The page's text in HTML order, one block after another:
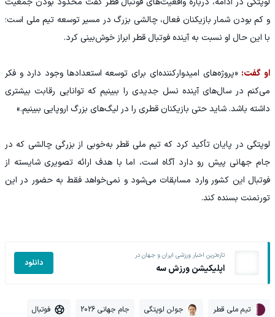
و کم بودن شمار بازیکنان فعال، چالشی بزرگ در مسیر توسعه تیم ملی است؛
با این حال او نسبت به آینده فوتبال قطر ابراز خوش‌بینی کرد.
او گفت: «پروژه‌های امیدوارکننده‌ای برای توسعه استعدادها وجود دارد و فکر
می‌کنم در سال‌های آینده نسل جدیدی را ببینیم که توانایی رقابت بیشتری
داشته باشد. شاید حتی بازیکنان قطری را در لیگ‌های بزرگ اروپایی ببینیم.»
لوپتگی در پایان تأکید کرد که تیم ملی قطر به‌خوبی از بزرگی چالشی که در
جام جهانی پیش رو دارد آگاه است، اما با هدف ارائه تصویری شایسته از
فوتبال این کشور وارد مسابقات می‌شود و نمی‌خواهد فقط به حضور در این
تورنمنت بسنده کند.
تازه‌ترین اخبار ورزشی ایران و جهان در
اپلیکیشن ورزش سه دانلود
تیم ملی قطر جولن لوپتگی جام جهانی 2026 فوتبال